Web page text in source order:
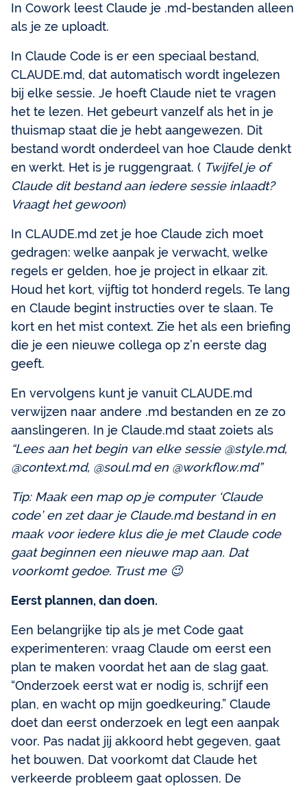
In Cowork leest Claude je .md-bestanden alleen
als je ze uploadt.
In Claude Code is er een speciaal bestand,
CLAUDE.md, dat automatisch wordt ingelezen
bij elke sessie. Je hoeft Claude niet te vragen
het te lezen. Het gebeurt vanzelf als het in je
thuismap staat die je hebt aangewezen. Dit
bestand wordt onderdeel van hoe Claude denkt
en werkt. Het is je ruggengraat. ( Twijfel je of
Claude dit bestand aan iedere sessie inlaadt?
Vraagt het gewoon)
In CLAUDE.md zet je hoe Claude zich moet
gedragen: welke aanpak je verwacht, welke
regels er gelden, hoe je project in elkaar zit.
Houd het kort, vijftig tot honderd regels. Te lang
en Claude begint instructies over te slaan. Te
kort en het mist context. Zie het als een briefing
die je een nieuwe collega op z’n eerste dag
geeft.
En vervolgens kunt je vanuit CLAUDE.md
verwijzen naar andere .md bestanden en ze zo
aanslingeren. In je Claude.md staat zoiets als
“Lees aan het begin van elke sessie @style.md,
@context.md, @soul.md en @workflow.md”
Tip: Maak een map op je computer ‘Claude
code’ en zet daar je Claude.md bestand in en
maak voor iedere klus die je met Claude code
gaat beginnen een nieuwe map aan. Dat
voorkomt gedoe. Trust me 😉
Eerst plannen, dan doen.
Een belangrijke tip als je met Code gaat
experimenteren: vraag Claude om eerst een
plan te maken voordat het aan de slag gaat.
“Onderzoek eerst wat er nodig is, schrijf een
plan, en wacht op mijn goedkeuring.” Claude
doet dan eerst onderzoek en legt een aanpak
voor. Pas nadat jij akkoord hebt gegeven, gaat
het bouwen. Dat voorkomt dat Claude het
verkeerde probleem gaat oplossen. De